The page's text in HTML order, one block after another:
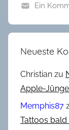
l
e
m
i
n
Ein
Neueste
Christian zu
Apple-
Memphis87
Tattoos bald